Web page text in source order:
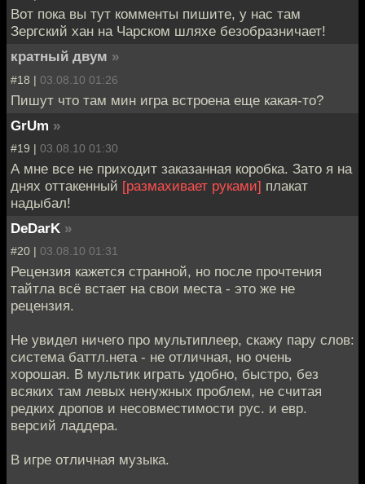
Вот пока вы тут комменты пишите, у нас там
Зергский хан на Чарском шляхе безобразничает!
кратный двум »
#18 | 03.08.10 01:26
Пишут что там мин игра встроена еще какая-то?
GrUm »
#19 | 03.08.10 01:30
А мне все не приходит заказанная коробка. Зато я на
днях оттакенный [размахивает руками] плакат
надыбал!
DeDarK »
#20 | 03.08.10 01:31
Рецензия кажется странной, но после прочтения
тайтла всё встает на свои места - это же не
рецензия.
Не увидел ничего про мультиплеер, скажу пару слов:
система баттл.нета - не отличная, но очень
хорошая. В мультик играть удобно, быстро, без
всяких там левых ненужных проблем, не считая
редких дропов и несовместимости рус. и евр.
версий ладдера.
В игре отличная музыка.